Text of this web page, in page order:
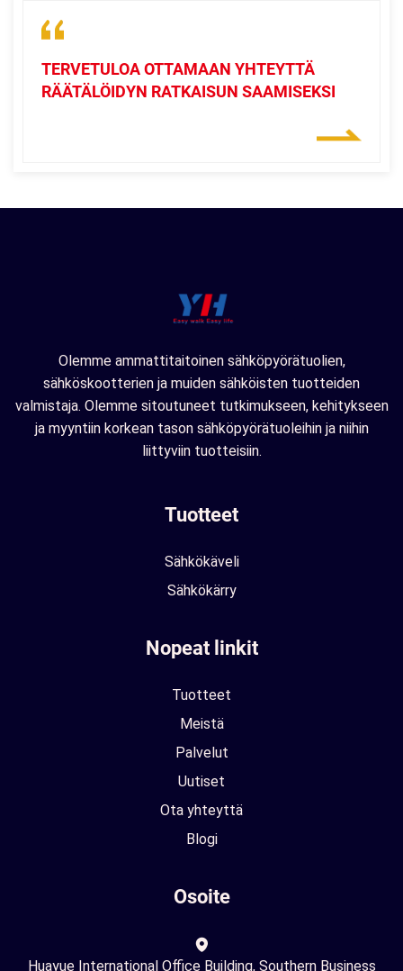
TERVETULOA OTTAMAAN YHTEYTTÄ
RÄÄTÄLÖIDYN RATKAISUN SAAMISEKSI
Olemme ammattitaitoinen sähköpyörätuolien,
sähköskootterien ja muiden sähköisten tuotteiden
valmistaja. Olemme sitoutuneet tutkimukseen, kehitykseen
ja myyntiin korkean tason sähköpyörätuoleihin ja niihin
liittyviin tuotteisiin.
Tuotteet
Sähkökäveli
Sähkökärry
Nopeat linkit
Tuotteet
Meistä
Palvelut
Uutiset
Ota yhteyttä
Blogi
Osoite
Huayue International Office Building, Southern Business